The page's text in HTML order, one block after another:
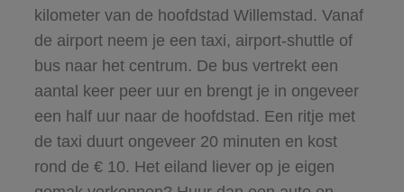
kilometer van de hoofdstad Willemstad. Vanaf
de airport neem je een taxi, airport-shuttle of
bus naar het centrum. De bus vertrekt een
aantal keer peer uur en brengt je in ongeveer
een half uur naar de hoofdstad. Een ritje met
de taxi duurt ongeveer 20 minuten en kost
rond de € 10. Het eiland liever op je eigen